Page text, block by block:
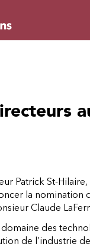
Patrick St-
la
Claude
des
de l’industrie